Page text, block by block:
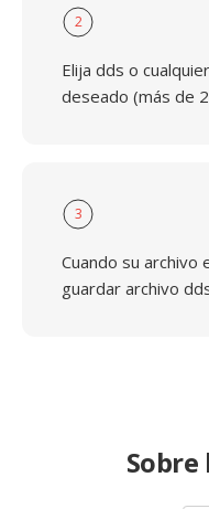
2
Elija dds o
deseado (más de
3
Cuando su
guardar archivo